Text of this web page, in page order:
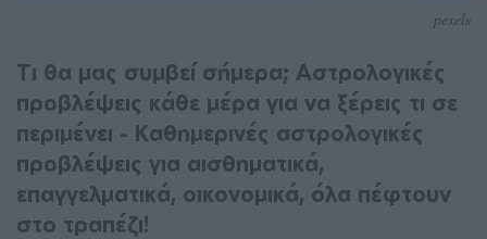
pexels
Τι θα μας συμβεί σήμερα; Αστρολογικές
προβλέψεις κάθε μέρα για να ξέρεις τι σε
περιμένει - Καθημερινές αστρολογικές
προβλέψεις για αισθηματικά,
επαγγελματικά, οικονομικά, όλα πέφτουν
στο τραπέζι!